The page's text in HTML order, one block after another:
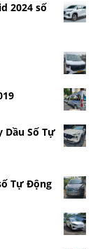
2024 số
Dầu Số Tự
Tự Động